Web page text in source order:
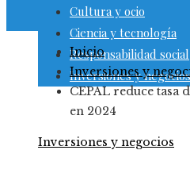
Cultura y ocio
Ciencia y tecnología
Responsabilidad social
Inversiones y negocios
Inicio
Inversiones y
CEPAL reduce tasa
en 2024
Inversiones y negocios